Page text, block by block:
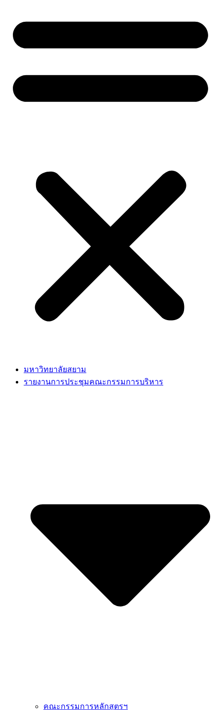
มหาวิทยาลัยสยาม
รายงานการประชุมคณะกรรมการบริหาร
คณะกรรมการหลักสูตรฯ